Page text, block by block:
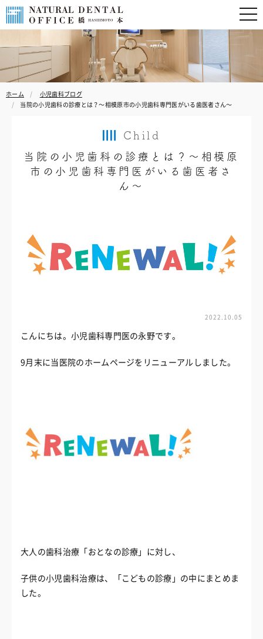
ホーム
小児歯科ブログ
当院の小児歯科の診療とは？〜相模原市の小児歯科専門医がいる歯医者さん〜
Child
当院の小児歯科の診療とは？〜相模原
市の小児歯科専門医がいる歯医者さ
ん〜
2022.10.05
こんにちは。小児歯科専門医の永野です。
9月末に当医院のホームページをリニューアルしました。
大人の歯科治療「おとなの診療」に対し、
子供の小児歯科治療は、「こどもの診療」の中にまとめま
した。